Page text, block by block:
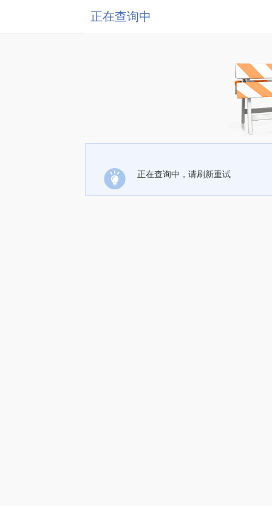
正在查询中
正在查询中，请刷新重试